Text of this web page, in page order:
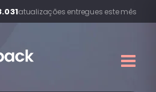
atualizações entregues este mês